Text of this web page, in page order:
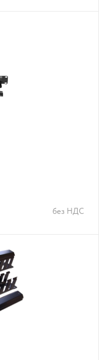
без НДС